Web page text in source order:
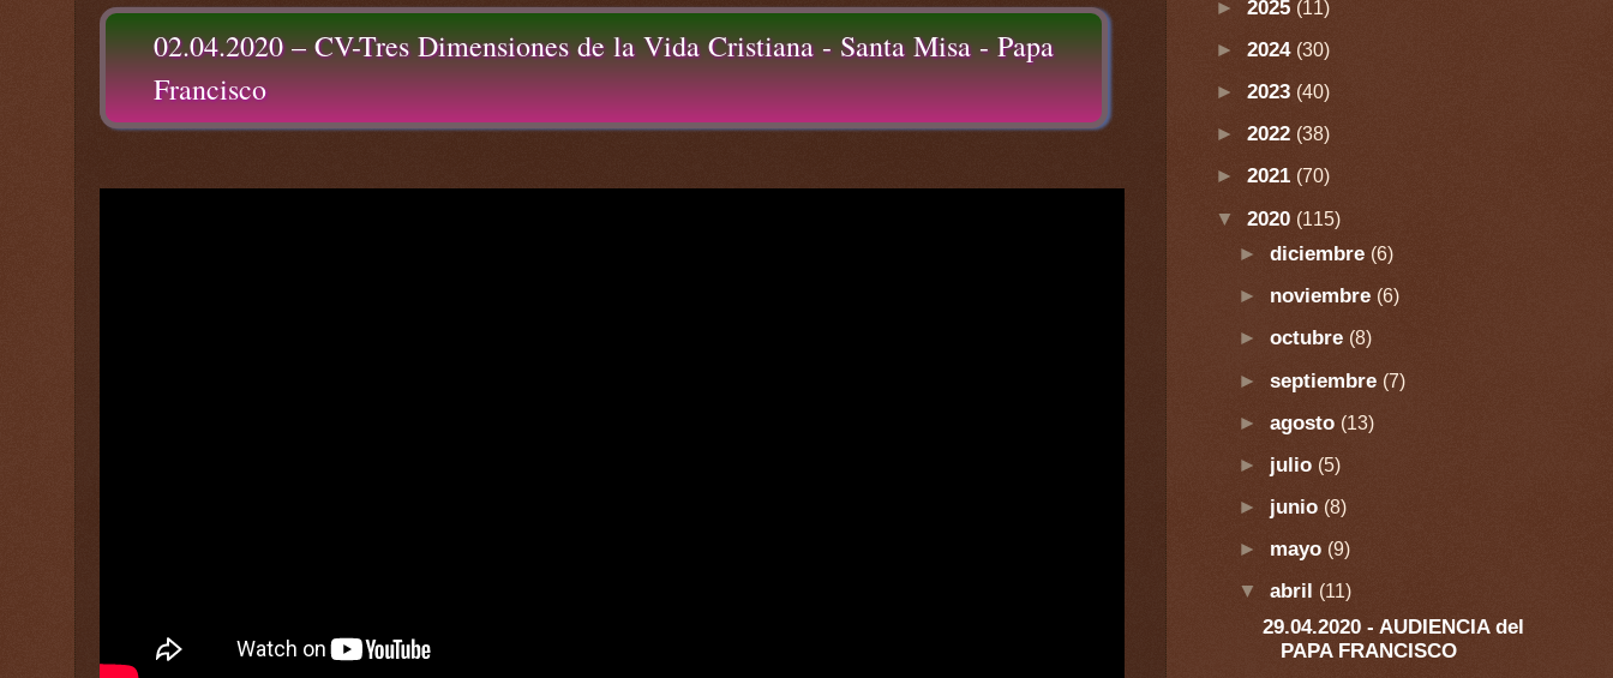
02.04.2020 – CV-Tres Dimensiones de la Vida Cristiana - Santa Misa - Papa
Francisco
► 2025 (11)
► 2024 (30)
► 2023 (40)
► 2022 (38)
► 2021 (70)
▼ 2020 (115)
►diciembre (6)
► noviembre (6)
►octubre (8)
►septiembre (7)
►agosto (13)
► julio (5)
► junio (8)
► mayo (9)
▼abril (11)
29.04.2020 - AUDIENCIA del
PAPA FRANCISCO